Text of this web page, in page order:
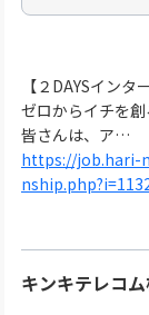
【２DAYSインタ
ゼロからイチを
皆さんは、ア…
https://job.hari-
キンキテレコ